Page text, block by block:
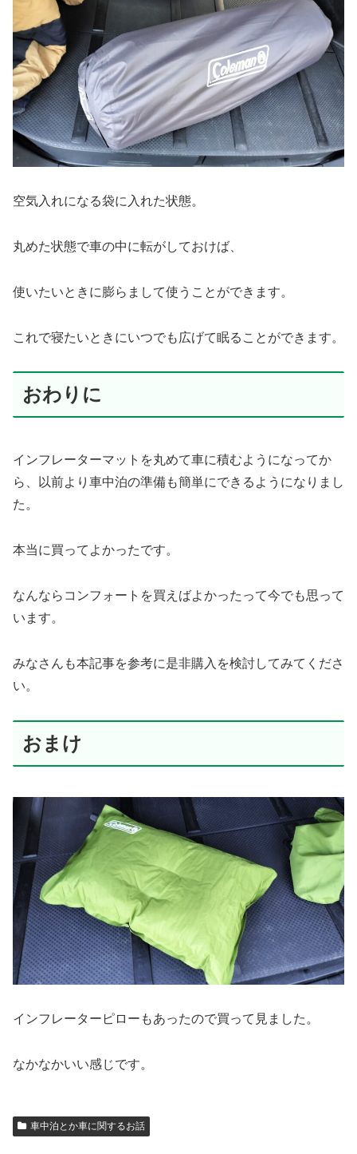
空気入れになる袋に入れた状態。
丸めた状態で車の中に転がしておけば、
使いたいときに膨らまして使うことができます。
これで寝たいときにいつでも広げて眠ることができます。
おわりに
インフレーターマットを丸めて車に積むようになってか
ら、以前より車中泊の準備も簡単にできるようになりまし
た。
本当に買ってよかったです。
なんならコンフォートを買えばよかったって今でも思って
います。
みなさんも本記事を参考に是非購入を検討してみてくださ
い。
おまけ
インフレーターピローもあったので買って見ました。
なかなかいい感じです。
車中泊とか車に関するお話